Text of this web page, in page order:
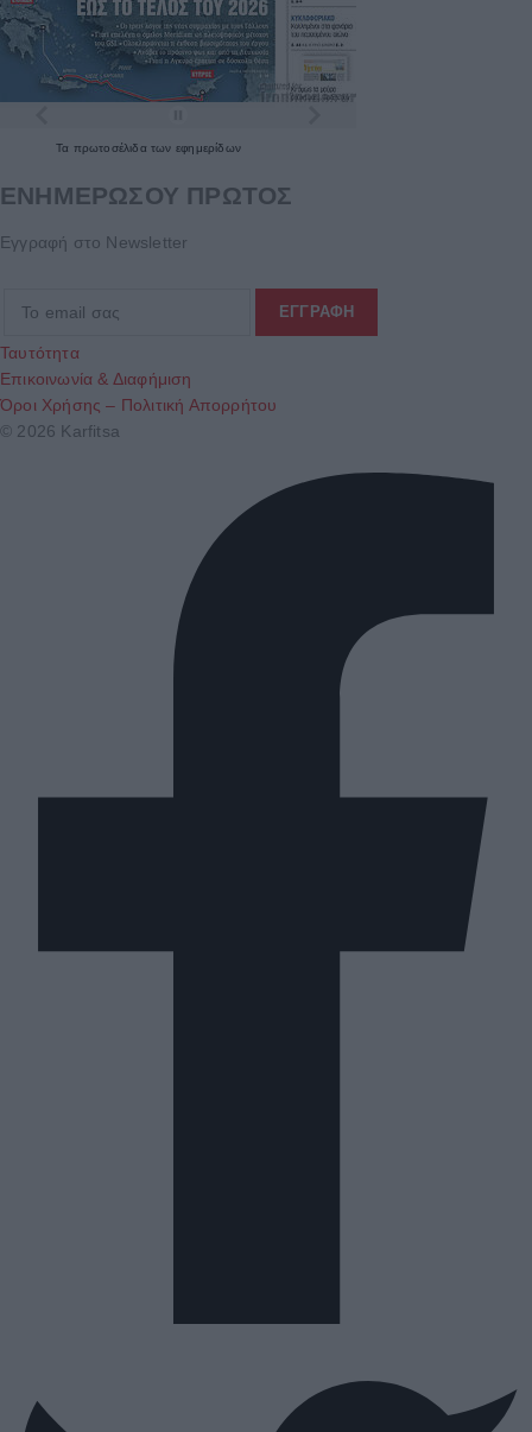
Τα πρωτοσέλιδατων εφημερίδων
ΕΝΗΜΕΡΩΣΟΥ ΠΡΩΤΟΣ
Εγγραφή στο Newsletter
Ταυτότητα
Επικοινωνία & Διαφήμιση
Όροι Χρήσης – Πολιτική Απορρήτου
© 2026 Karfitsa